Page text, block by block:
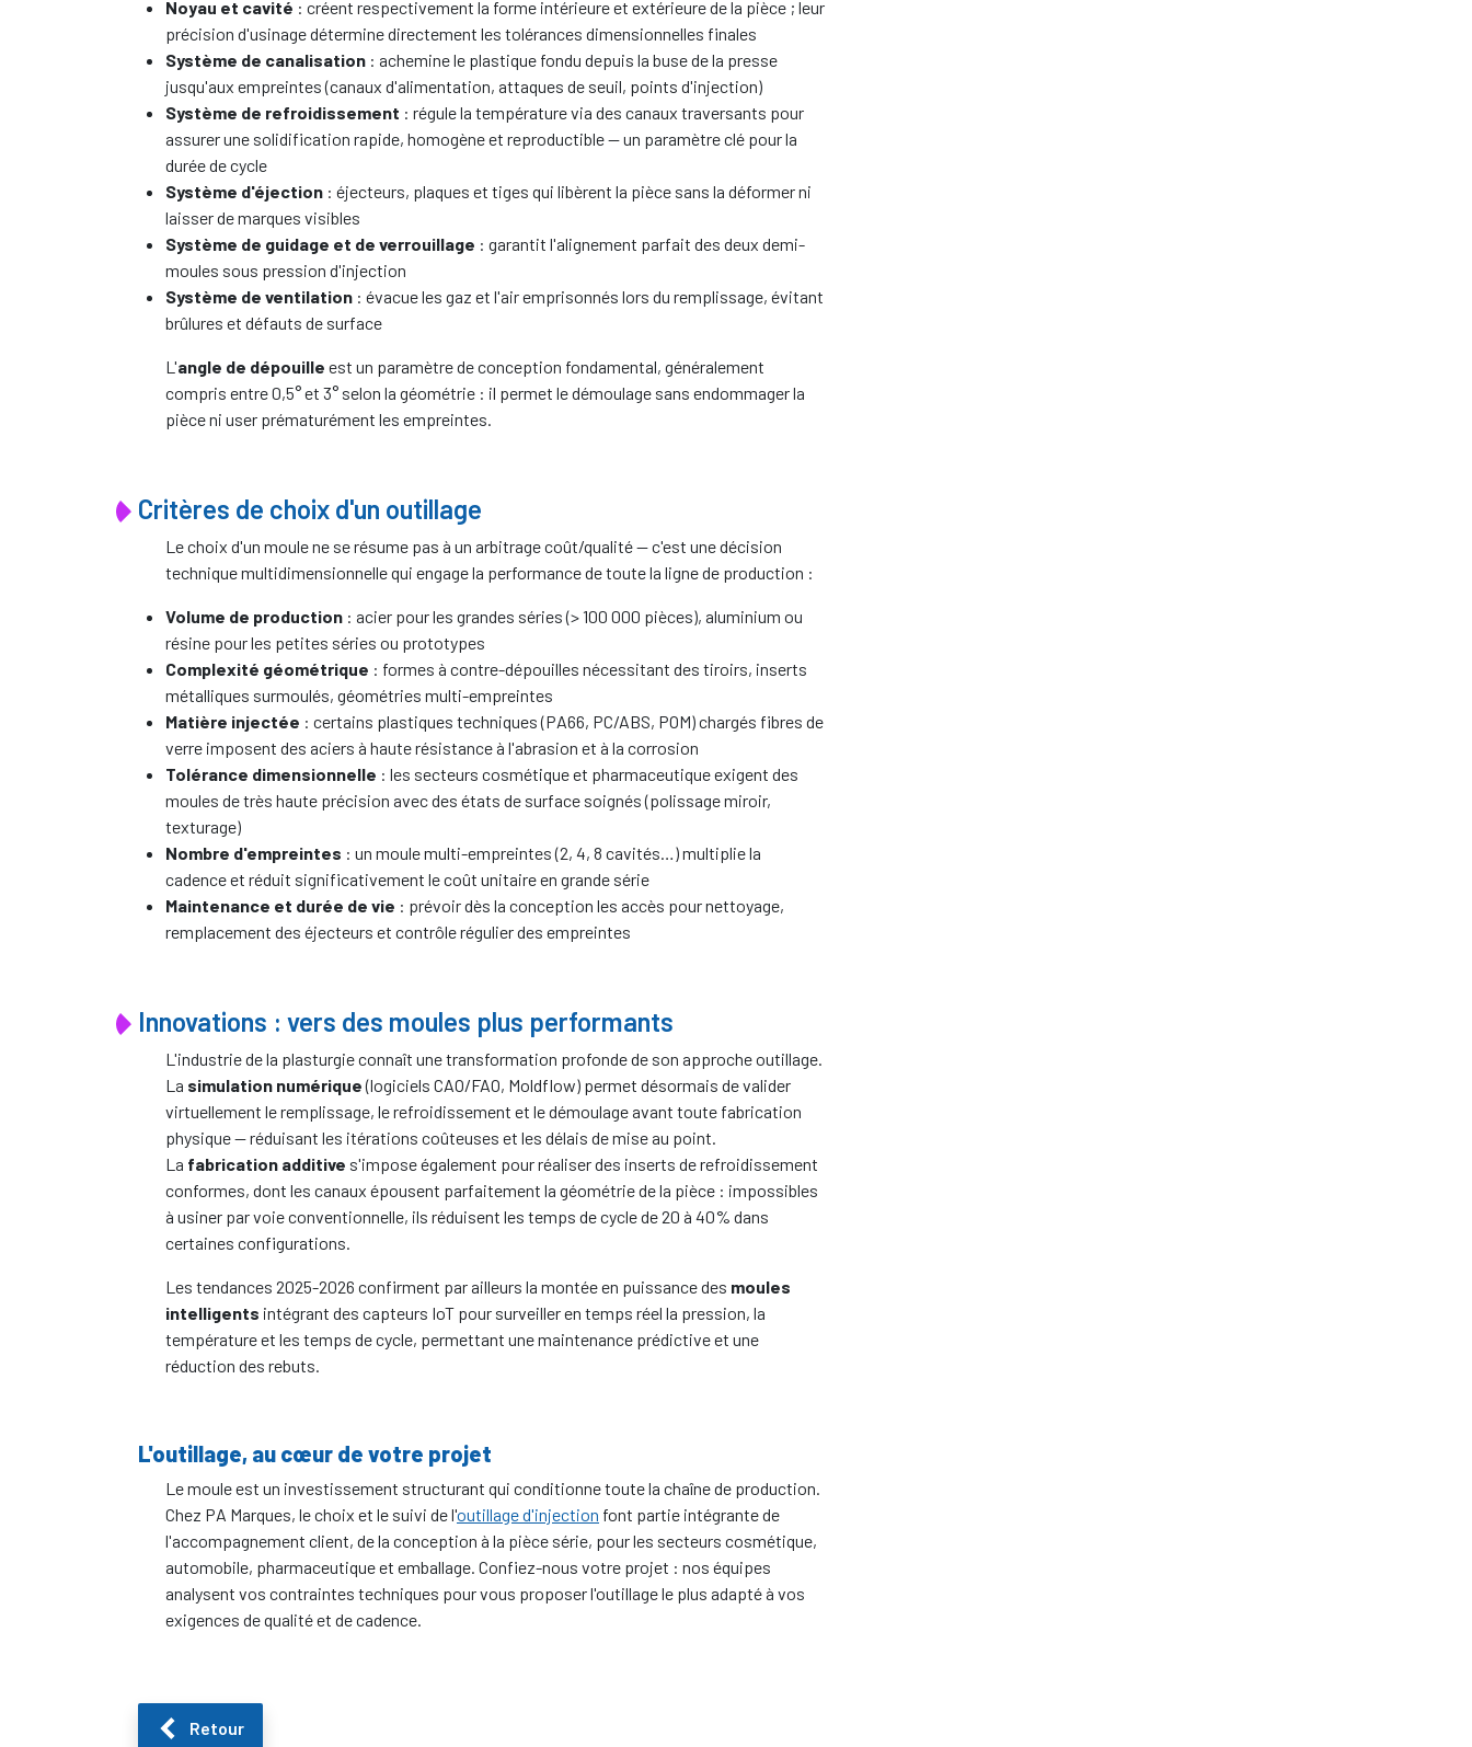
Noyau et cavité : créent respectivement la forme intérieure et extérieure de la pièce ; leur
précision d'usinage détermine directement les tolérances dimensionnelles finales
Système de canalisation : achemine le plastique fondu depuis la buse de la presse
jusqu'aux empreintes (canaux d'alimentation, attaques de seuil, points d'injection)
Système de refroidissement : régule la température via des canaux traversants pour
assurer une solidification rapide, homogène et reproductible — un paramètre clé pour la
durée de cycle
Système d'éjection : éjecteurs, plaques et tiges qui libèrent la pièce sans la déformer ni
laisser de marques visibles
Système de guidage et de verrouillage : garantit l'alignement parfait des deux demi-
moules sous pression d'injection
Système de ventilation : évacue les gaz et l'air emprisonnés lors du remplissage, évitant
brûlures et défauts de surface
L'angle de dépouille est un paramètre de conception fondamental, généralement
compris entre 0,5° et 3° selon la géométrie : il permet le démoulage sans endommager la
pièce ni user prématurément les empreintes.
Critères de choix d'un outillage
Le choix d'un moule ne se résume pas à un arbitrage coût/qualité — c'est une décision
technique multidimensionnelle qui engage la performance de toute la ligne de production :
Volume de production : acier pour les grandes séries (> 100 000 pièces), aluminium ou
résine pour les petites séries ou prototypes
Complexité géométrique : formes à contre-dépouilles nécessitant des tiroirs, inserts
métalliques surmoulés, géométries multi-empreintes
Matière injectée : certains plastiques techniques (PA66, PC/ABS, POM) chargés fibres de
verre imposent des aciers à haute résistance à l'abrasion et à la corrosion
Tolérance dimensionnelle : les secteurs cosmétique et pharmaceutique exigent des
moules de très haute précision avec des états de surface soignés (polissage miroir,
texturage)
Nombre d'empreintes : un moule multi-empreintes (2, 4, 8 cavités…) multiplie la
cadence et réduit significativement le coût unitaire en grande série
Maintenance et durée de vie : prévoir dès la conception les accès pour nettoyage,
remplacement des éjecteurs et contrôle régulier des empreintes
Innovations : vers des moules plus performants
L'industrie de la plasturgie connaît une transformation profonde de son approche outillage.
La simulation numérique(logiciels CAO/FAO, Moldflow) permet désormais de valider
virtuellement le remplissage, le refroidissement et le démoulage avant toute fabrication
physique — réduisant les itérations coûteuses et les délais de mise au point.
La fabrication additive s'impose également pour réaliser des inserts de refroidissement
conformes, dont les canaux épousent parfaitement la géométrie de la pièce : impossibles
à usiner par voie conventionnelle, ils réduisent les temps de cycle de 20 à 40% dans
certaines configurations.
Les tendances 2025-2026 confirment par ailleurs la montée en puissance des moules
intelligents intégrant des capteurs IoT pour surveiller en temps réel la pression, la
température et les temps de cycle, permettant une maintenance prédictive et une
réduction des rebuts.
L'outillage, au cœur de votre projet
Le moule est un investissement structurant qui conditionne toute la chaîne de production.
Chez PA Marques, le choix et le suivi de l'outillage d'injection font partie intégrante de
l'accompagnement client, de la conception à la pièce série, pour les secteurs cosmétique,
automobile, pharmaceutique et emballage. Confiez-nous votre projet : nos équipes
analysent vos contraintes techniques pour vous proposer l'outillage le plus adapté à vos
exigences de qualité et de cadence.
Retour